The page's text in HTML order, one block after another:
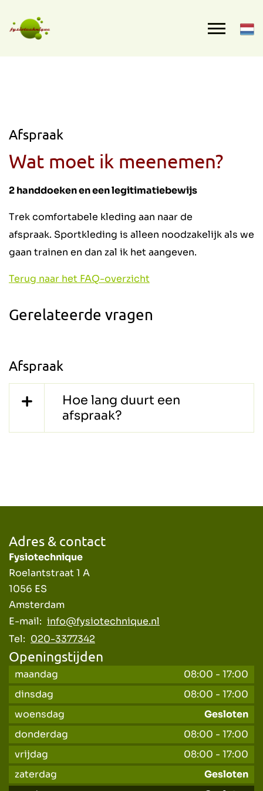
Afspraak
Wat moet ik meenemen?
2 handdoeken en een legitimatiebewijs
Trek comfortabele kleding aan naar de
afspraak. Sportkleding is alleen noodzakelijk als we
gaan trainen en dan zal ik het aangeven.
Terug naar het FAQ-overzicht
Gerelateerde vragen
Afspraak
Hoe lang duurt een
afspraak?
Adres & contact
Fysiotechnique
Roelantstraat 1 A
1056 ES
Amsterdam
E-mail: info@fysiotechnique.nl
Tel: 020-3377342
Openingstijden
maandag 08:00 - 17:00
dinsdag
08:00 - 17:00
woensdag
Gesloten
donderdag
08:00 - 17:00
vrijdag
08:00 - 17:00
zaterdag
Gesloten